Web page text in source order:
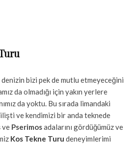
denizin bizi pek de mutlu etmeyeceğini
da olmadığı için yakın yerlere
da yoktu. Bu sırada limandaki
ve kendimizi bir anda teknede
ve Pserimosadalarını gördüğümüz ve
Kos Tekne Turu deneyimlerimi